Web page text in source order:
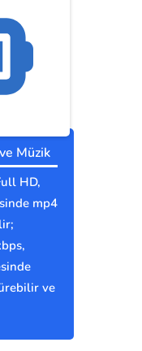
Müzik
HD,
mp4
ve